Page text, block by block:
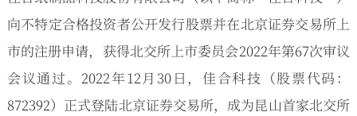
向不特定合格投资者公开发行股票并在北京证券交易所上
市的注册申请，获得北交所上市委员会2022年第67次审议
会议通过。2022年12月30日，佳合科技（股票代码：
872392）正式登陆北京证券交易所，成为昆山首家北交所